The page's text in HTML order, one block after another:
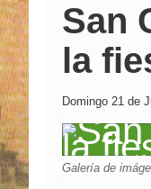
San
la
Domingo 21 de
Galería de